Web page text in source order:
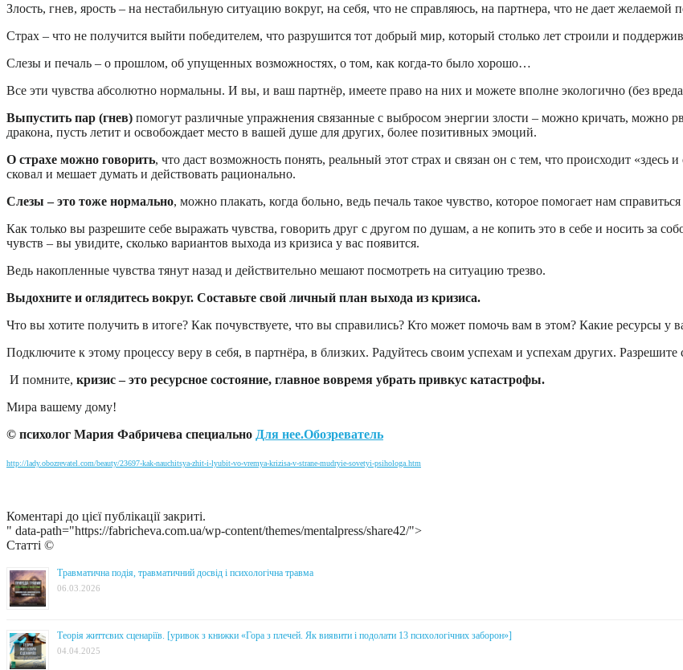
Злость, гнев, ярость – на нестабильную ситуацию вокруг, на себя, что не справляюсь, на партнера, что не дает
Страх – что не получится выйти победителем, что разрушится тот добрый мир, который столько лет строили и
Слезы и печаль – о прошлом, об упущенных возможностях, о том, как когда-то было хорошо…
Все эти чувства абсолютно нормальны. И вы, и ваш партнёр, имеете право на них и можете вполне экологично (без
Выпустить пар (гнев) помогут различные упражнения связанные с выбросом энергии злости – можно кричать, можно
дракона, пусть летит и освобождает место в вашей душе для других, более позитивных эмоций.
О страхе можно говорить, что даст возможность понять, реальный этот страх и связан он с тем, что происходит
сковал и мешает думать и действовать рационально.
Слезы – это тоже нормально, можно плакать, когда больно, ведь печаль такое чувство, которое помогает нам
Как только вы разрешите себе выражать чувства, говорить друг с другом по душам, а не копить это в себе и носить за
чувств – вы увидите, сколько вариантов выхода из кризиса у вас появится.
Ведь накопленные чувства тянут назад и действительно мешают посмотреть на ситуацию трезво.
Выдохните и оглядитесь вокруг. Составьте свой личный план выхода из кризиса.
Что вы хотите получить в итоге? Как почувствуете, что вы справились? Кто может помочь вам в этом? Какие ресурсы у
Подключите к этому процессу веру в себя, в партнёра, в близких. Радуйтесь своим успехам и успехам других.
И помните, кризис – это ресурсное состояние, главное вовремя убрать привкус катастрофы.
Мира вашему дому!
© психолог Мария Фабричева специально Для нее.Обозреватель
http://lady.obozrevatel.com/beauty/23697-kak-nauchitsya-zhit-i-lyubit-vo-vremya-krizisa-v-strane-mudryie-sovetyi-psihologa.htm
Коментарі до цієї публікації закриті.
" data-path="https://fabricheva.com.ua/wp-content/themes/mentalpress/share42/">
Статті ©
Травматична подія, травматичний досвід і психологічна травма
06.03.2026
Теорія життєвих сценаріїв. [уривок з книжки «Гора з плечей. Як виявити і подолати 13 психологічних заборон»]
04.04.2025